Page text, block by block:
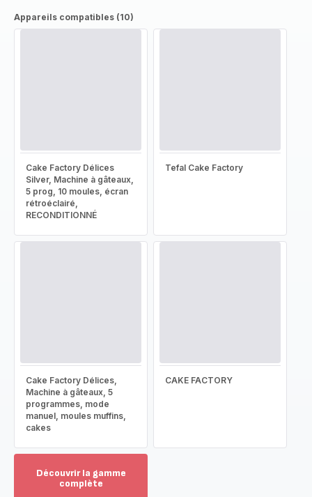
Appareils compatibles (10)
Cake Factory Délices
Silver, Machine à gâteaux,
5 prog, 10 moules, écran
rétroéclairé,
RECONDITIONNÉ
Tefal Cake Factory
Cake Factory Délices,
Machine à gâteaux, 5
programmes, mode
manuel, moules muffins,
cakes
CAKE FACTORY
Découvrir la gamme
complète